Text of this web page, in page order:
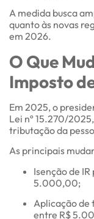
A medida busca
quanto às novas
em 2026.
O Que
Imposto
Em 2025, o
Lei nº 15.270/
tributação da
As principais
Isenção de
5.000,00;
Aplicação de
entre R$